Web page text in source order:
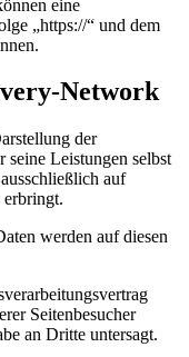
eine
„https://“ und dem
Network
der
seine Leistungen selbst
auf
erbringt.
werden auf diesen
Seitenbesucher
an Dritte untersagt.